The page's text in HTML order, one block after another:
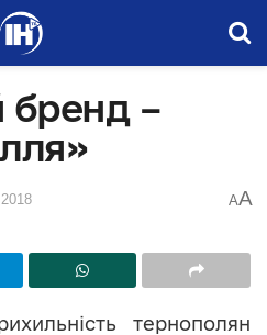
–
AA
тернополян